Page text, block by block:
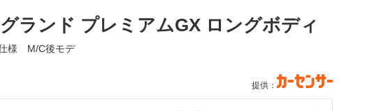
ランド プレミアムGX ロングボディ
様 M/C後モデ
提供：